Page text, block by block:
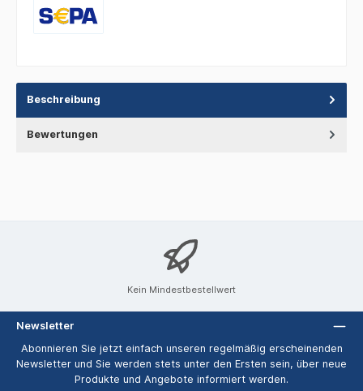
Beschreibung
Bewertungen
Kein Mindestbestellwert
Newsletter
Abonnieren Sie jetzt einfach unseren regelmäßig erscheinenden
Newsletter und Sie werden stets unter den Ersten sein, über neue
Produkte und Angebote informiert werden.